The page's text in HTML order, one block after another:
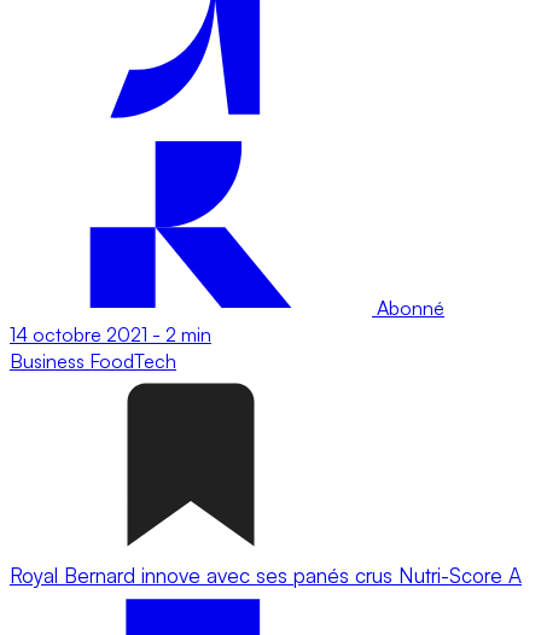
Abonné
14 octobre 2021 - 2 min
Business FoodTech
Royal Bernard innove avec ses panés crus Nutri-Score A